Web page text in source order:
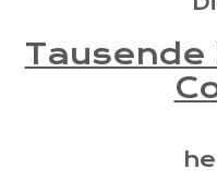
Tausende